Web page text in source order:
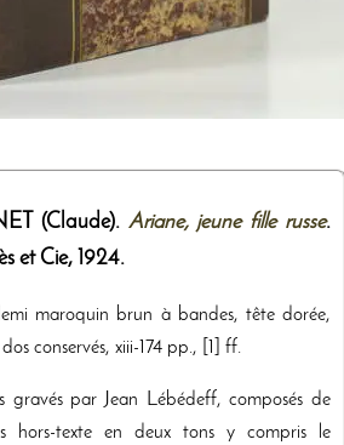
(Claude). Ariane, jeune fille russe.
et Cie, 1924.
maroquin brun à bandes, tête dorée,
conservés, xiii-174 pp., [1] ff.
gravés par Jean Lébédeff, composés de
hors-texte en deux tons y compris le